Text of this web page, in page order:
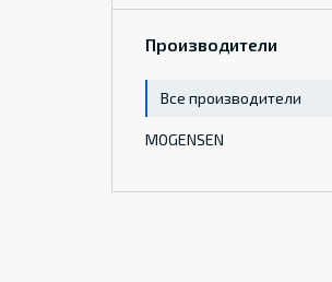
Производители
Все производители
MOGENSEN